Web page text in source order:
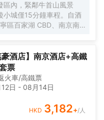
區內，緊鄰牛首山風景
小城僅15分鐘車程。自酒
區百家湖 CBD、南京南
雅東方美學的同時融入現
客打造純粹自然的出行
，另有可供冥想的空
、中餐廳、全日制餐
廳，更有全天候健身中
温泳池、兒童泳池及高
子時光。1,350平方米無柱
豪酒店】南京酒店+高鐵
票
火車/高鐵票
日 - 08月14日
HKD 3,182+/人